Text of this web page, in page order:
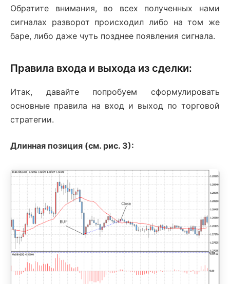
Обратите внимания, во всех полученных нами
сигналах разворот происходил либо на том же
баре, либо даже чуть позднее появления сигнала.
Правила входа и выхода из сделки:
Итак, давайте попробуем сформулировать
основные правила на вход и выход по торговой
стратегии.
Длинная позиция (см. рис. 3):